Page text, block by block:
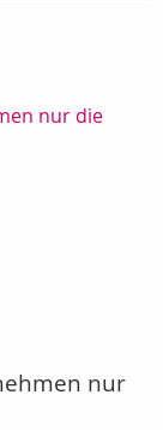
nur die
nur